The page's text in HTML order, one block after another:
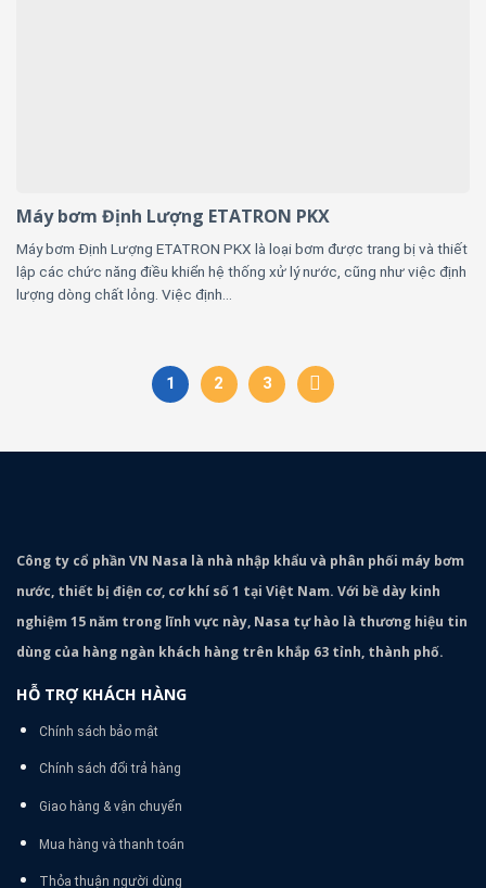
Máy bơm Định Lượng ETATRON PKX
Máy bơm Định Lượng ETATRON PKX là loại bơm được trang bị và thiết
lập các chức năng điều khiển hệ thống xử lý nước, cũng như việc định
lượng dòng chất lỏng. Việc định...
1 2 3
Công ty cổ phần VN Nasa là nhà nhập khẩu và phân phối máy bơm
nước, thiết bị điện cơ, cơ khí số 1 tại Việt Nam. Với bề dày kinh
nghiệm 15 năm trong lĩnh vực này, Nasa tự hào là thương hiệu tin
dùng của hàng ngàn khách hàng trên khắp 63 tỉnh, thành phố.
HỖ TRỢ KHÁCH HÀNG
Chính sách bảo mật
Chính sách đổi trả hàng
Giao hàng & vận chuyển
Mua hàng và thanh toán
Thỏa thuận người dùng